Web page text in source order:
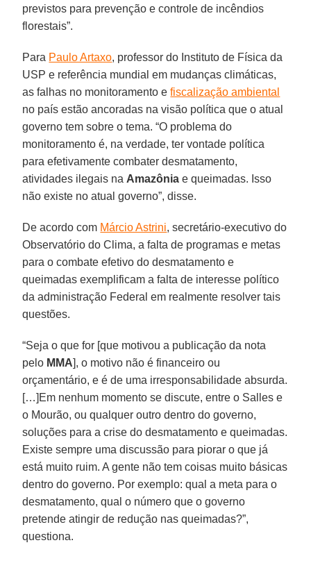
previstos para prevenção e controle de incêndios
florestais”.
Para Paulo Artaxo, professor do Instituto de Física da
USP e referência mundial em mudanças climáticas,
as falhas no monitoramento efiscalização ambiental
no país estão ancoradas na visão política que o atual
governo tem sobre o tema. “O problema do
monitoramento é, na verdade, ter vontade política
para efetivamente combater desmatamento,
atividades ilegais naAmazônia e queimadas. Isso
não existe no atual governo”, disse.
De acordo com Márcio Astrini, secretário-executivo do
Observatório do Clima, a falta de programas e metas
para o combate efetivo do desmatamento e
queimadas exemplificam a falta de interesse político
da administração Federal em realmente resolver tais
questões.
“Seja o que for [que motivou a publicação da nota
pelo MMA ], o motivo não é financeiro ou
orçamentário, e é de uma irresponsabilidade absurda.
[…]Em nenhum momento se discute, entre o Salles e
o Mourão, ou qualquer outro dentro do governo,
soluções para a crise do desmatamento e queimadas.
Existe sempre uma discussão para piorar o que já
está muito ruim. A gente não tem coisas muito básicas
dentro do governo. Por exemplo: qual a meta para o
desmatamento, qual o número que o governo
pretende atingir de redução nas queimadas?”,
questiona.